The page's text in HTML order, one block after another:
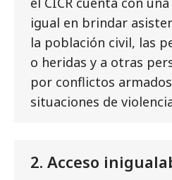
igual en brindar
la población civil, las
o heridas y a otras
por conflictos
situaciones de
2. Acceso